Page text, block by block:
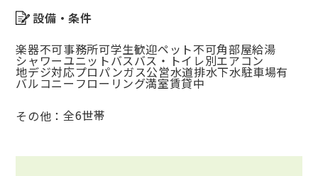
設備・条件
楽器不可事務所可学生歓迎ペット不可角部屋給湯
シャワーユニットバスバス・トイレ別エアコン
地デジ対応プロパンガス公営水道排水下水駐車場有
バルコニー フローリング満室賃貸中
その他： 全6世帯